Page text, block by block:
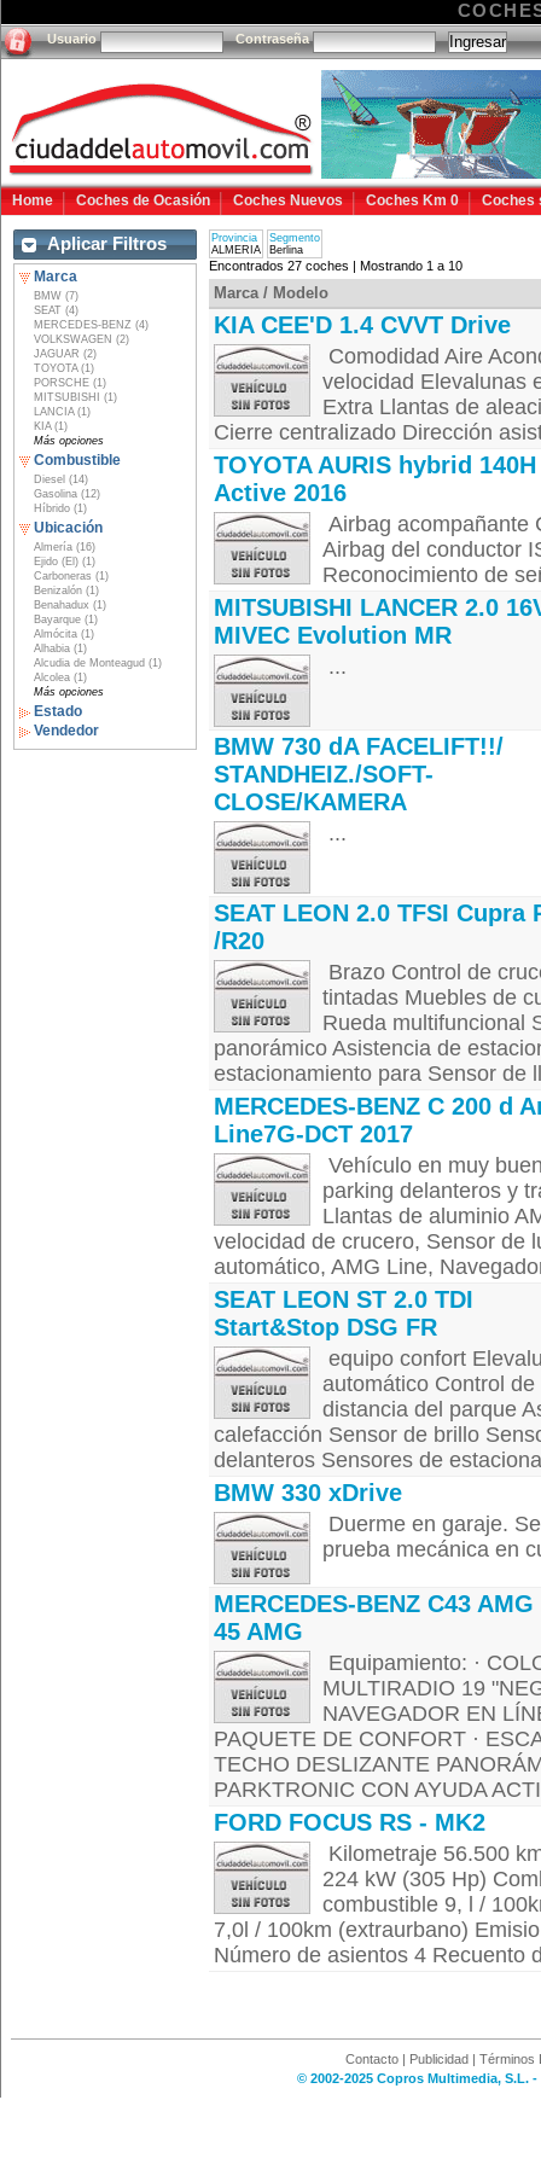
Usuario Contraseña
Home Coches de Ocasión Coches Nuevos Coches Km 0 Coches
Aplicar Filtros
Marca
BMW (7)
SEAT (4)
MERCEDES-BENZ (4)
VOLKSWAGEN (2)
JAGUAR (2)
TOYOTA (1)
PORSCHE (1)
MITSUBISHI (1)
LANCIA (1)
KIA (1)
Más opciones
Combustible
Diesel (14)
Gasolina (12)
Híbrido (1)
Ubicación
Almería (16)
Ejido (El) (1)
Carboneras (1)
Benizalón (1)
Benahadux (1)
Bayarque (1)
Almócita (1)
Alhabia (1)
Alcudia de Monteagud (1)
Alcolea (1)
Más opciones
Estado
Vendedor
Provincia
ALMERIA
Segmento
Berlina
Encontrados 27 coches | Mostrando 1 a 10
Marca / Modelo
KIA CEE'D 1.4 CVVT Drive
Comodidad Aire
velocidad Elevalunas
Extra Llantas de
Cierre centralizado Dirección
TOYOTA AURIS hybrid 140H
Active 2016
Airbag acompañante
Airbag del conductor
Reconocimiento de
MITSUBISHI LANCER 2.0
MIVEC Evolution MR
...
BMW 730 dA FACELIFT!!/
STANDHEIZ./SOFT-
CLOSE/KAMERA
...
SEAT LEON 2.0 TFSI Cupra
/R20
Brazo Control de
tintadas Muebles de
Rueda multifuncional
panorámico Asistencia de
estacionamiento para Sensor de
MERCEDES-BENZ C 200 d
Line7G-DCT 2017
Vehículo en muy
parking delanteros y
Llantas de aluminio
velocidad de crucero, Sensor de
automático, AMG Line,
SEAT LEON ST 2.0 TDI
Start&Stop DSG FR
equipo confort
automático Control
distancia del parque
calefacción Sensor de brillo
delanteros Sensores de
BMW 330 xDrive
Duerme en garaje.
prueba mecánica en
MERCEDES-BENZ C43 AMG
45 AMG
Equipamiento: ·
MULTIRADIO 19
NAVEGADOR EN
PAQUETE DE CONFORT ·
TECHO DESLIZANTE
PARKTRONIC CON AYUDA
FORD FOCUS RS - MK2
Kilometraje 56.500
224 kW (305 Hp)
combustible 9, l /
7,0l / 100km (extraurbano)
Número de asientos 4 Recuento
Contacto | Publicidad | Términos
© 2002-2025 Copros Multimedia, S.L.